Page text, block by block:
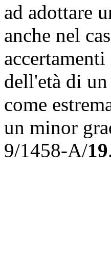
ad adottare
anche nel
dell'età di
come
un minor
9/1458-A/19